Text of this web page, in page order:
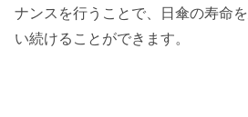
ナンスを行うことで、日傘の寿命
い続けることができます。